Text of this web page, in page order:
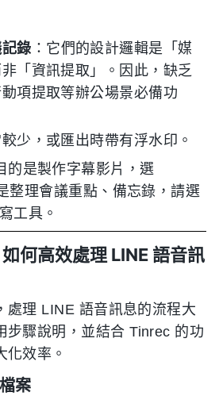
錄 ：它們的設計邏輯是「媒
「資訊提取」。因此，缺乏
項提取等辦公場景必備功
少，或匯出時帶有浮水印。
的是製作字幕影片，選
整理會議重點、備忘錄，請選
工具。
何高效處理 LINE 語音訊
處理 LINE 語音訊息的流程大
步驟說明，並結合 Tinrec 的功
化效率。
案